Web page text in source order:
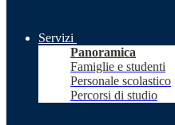
Servizi
Panoramica
Famiglie e studenti
Personale scolastico
Percorsi di studio